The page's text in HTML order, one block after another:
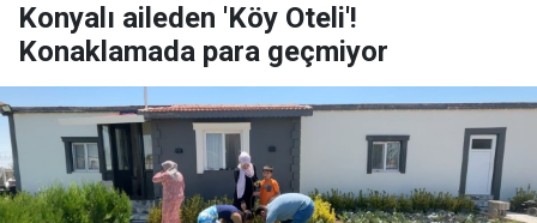
Konyalı aileden 'Köy Oteli'!
Konaklamada para geçmiyor